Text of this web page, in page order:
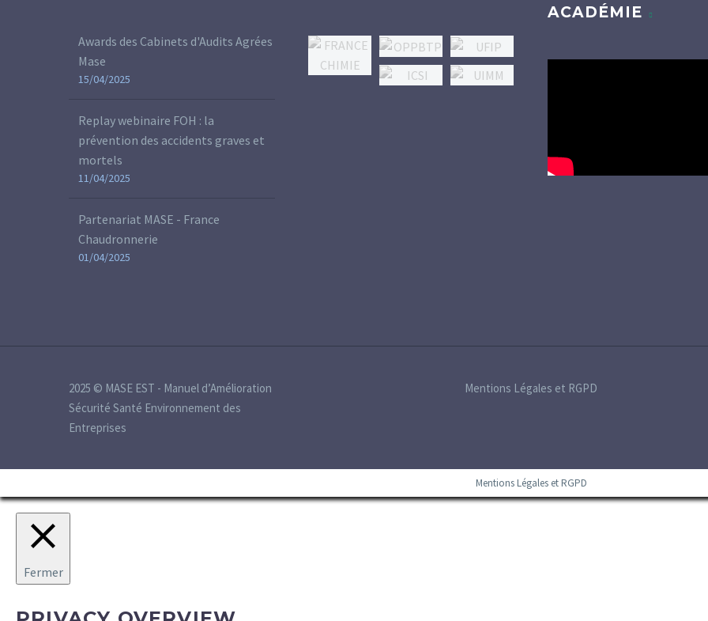
Awards des Cabinets d'Audits Agrées
Mase
15/04/2025
Replay webinaire FOH : la
prévention des accidents graves et
mortels
11/04/2025
Partenariat MASE - France
Chaudronnerie
01/04/2025
ACADÉMIE
Mentions Légales et RGPD
2025 © MASE EST - Manuel d’Amélioration
Sécurité Santé Environnement des
Entreprises
Mentions Légales et RGPD
Fermer